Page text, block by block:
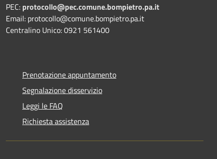
PEC: protocollo@pec.comune.bompietro.pa.it
Email: protocollo@comune.bompietro.pa.it
Centralino Unico: 0921 561400
Prenotazione appuntamento
Segnalazione disservizio
Leggi le FAQ
Richiesta assistenza